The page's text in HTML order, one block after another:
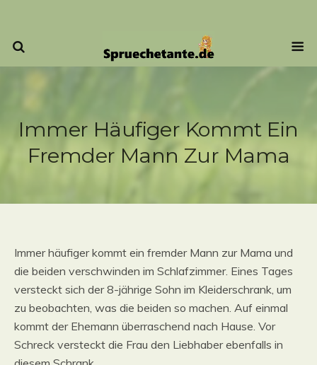
Immer Häufiger Kommt Ein
Fremder Mann Zur Mama
Immer häufiger kommt ein fremder Mann zur Mama und
die beiden verschwinden im Schlafzimmer. Eines Tages
versteckt sich der 8-jährige Sohn im Kleiderschrank, um
zu beobachten, was die beiden so machen. Auf einmal
kommt der Ehemann überraschend nach Hause. Vor
Schreck versteckt die Frau den Liebhaber ebenfalls in